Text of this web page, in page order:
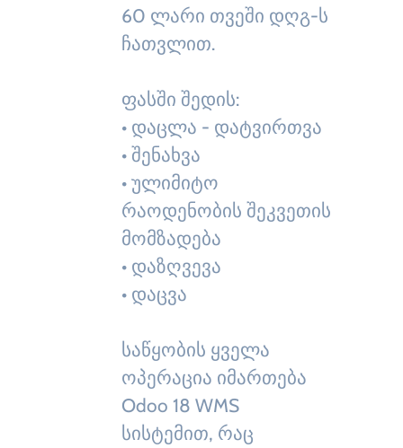
60 ლარი თვეში დღგ-ს
ჩათვლით.
ფასში შედის:
• დაცლა - დატვირთვა
• შენახვა
• ულიმიტო
რაოდენობის შეკვეთის
მომზადება
• დაზღვევა
• დაცვა
საწყობის ყველა
ოპერაცია იმართება
Odoo 18 WMS
სისტემით, რაც